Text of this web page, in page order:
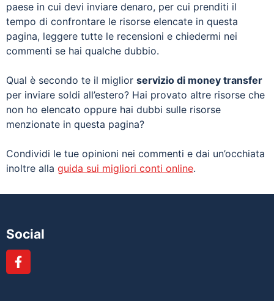
paese in cui devi inviare denaro, per cui prenditi il
tempo di confrontare le risorse elencate in questa
pagina, leggere tutte le recensioni e chiedermi nei
commenti se hai qualche dubbio.
Qual è secondo te il miglior servizio di money transfer
per inviare soldi all’estero? Hai provato altre risorse che
non ho elencato oppure hai dubbi sulle risorse
menzionate in questa pagina?
Condividi le tue opinioni nei commenti e dai un’occhiata
inoltre alla guida sui migliori conti online.
Social